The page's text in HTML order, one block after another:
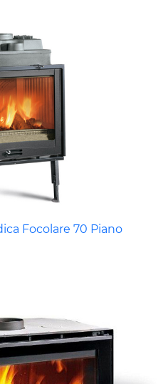
Focolare 70 Piano